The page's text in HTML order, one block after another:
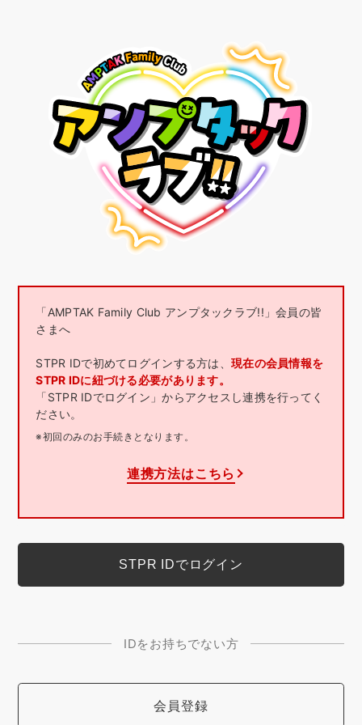
「AMPTAK Family Club アンプタックラブ!!」会員の皆
さまへ
STPR IDで初めてログインする方は、 現在の会員情報を
STPR IDに紐づける必要があります。
「STPR IDでログイン」からアクセスし連携を行ってく
ださい。
※初回のみのお手続きとなります。
連携方法はこちら
IDをお持ちでない方
会員登録